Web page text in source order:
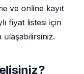
ve online kayıt
fiyat listesi için